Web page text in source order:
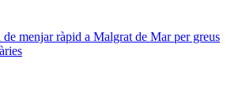
menjar ràpid a Malgrat de Mar per greus